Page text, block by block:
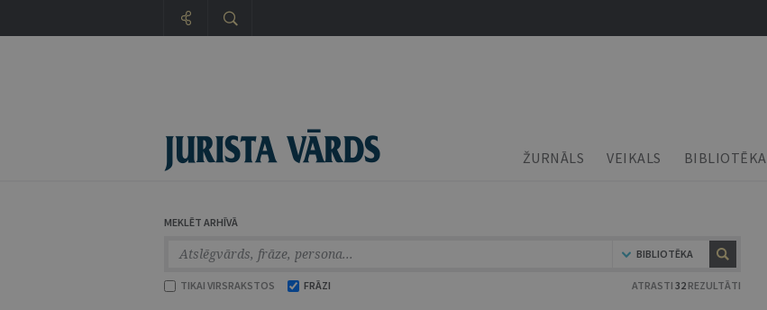
ŽURNĀLS VEIKALS BIBLIOTĒKA
MEKLĒT ARHĪVĀ
BIBLIOTĒKA
TIKAI VIRSRAKSTOS FRĀZI ATRASTI 32 REZULTĀTI